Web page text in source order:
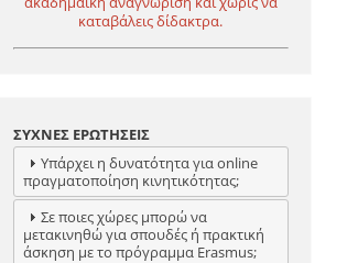
καταβάλεις δίδακτρα.
ΣΥΧΝΕΣ ΕΡΩΤΗΣΕΙΣ
Υπάρχει η δυνατότητα για online
πραγματοποίηση κινητικότητας;
Σε ποιες χώρες μπορώ να
μετακινηθώ για σπουδές ή πρακτική
άσκηση με το πρόγραμμα Erasmus;